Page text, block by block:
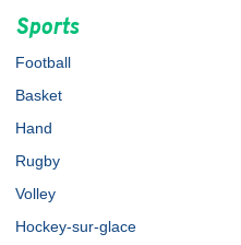
Sports
Football
Basket
Hand
Rugby
Volley
Hockey-sur-glace